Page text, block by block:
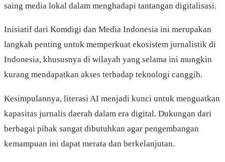
saing media lokal dalam menghadapi tantangan digitalisasi.
Inisiatif dari Komdigi dan Media Indonesia ini merupakan
langkah penting untuk memperkuat ekosistem jurnalistik di
Indonesia, khususnya di wilayah yang selama ini mungkin
kurang mendapatkan akses terhadap teknologi canggih.
Kesimpulannya, literasi AI menjadi kunci untuk menguatkan
kapasitas jurnalis daerah dalam era digital. Dukungan dari
berbagai pihak sangat dibutuhkan agar pengembangan
kemampuan ini dapat merata dan berkelanjutan.